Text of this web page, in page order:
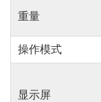
重量
操作模式
显示屏